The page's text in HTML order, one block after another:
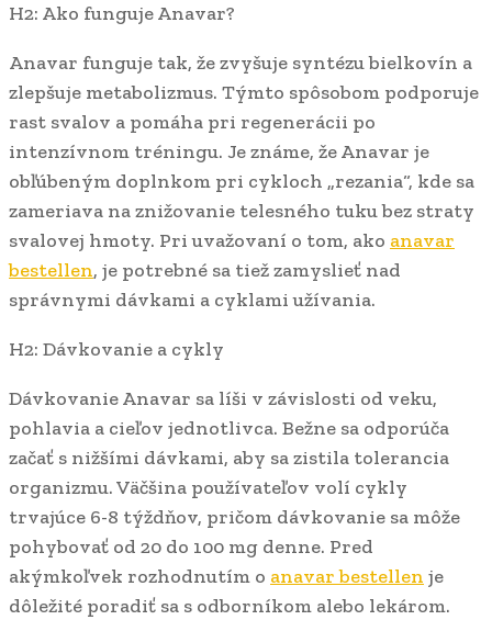
H2: Ako funguje Anavar?
Anavar funguje tak, že zvyšuje syntézu bielkovín a
zlepšuje metabolizmus. Týmto spôsobom podporuje
rast svalov a pomáha pri regenerácii po
intenzívnom tréningu. Je známe, že Anavar je
obľúbeným doplnkom pri cykloch „rezania“, kde sa
zameriava na znižovanie telesného tuku bez straty
svalovej hmoty. Pri uvažovaní o tom, ako anavar
bestellen, je potrebné sa tiež zamyslieť nad
správnymi dávkami a cyklami užívania.
H2: Dávkovanie a cykly
Dávkovanie Anavar sa líši v závislosti od veku,
pohlavia a cieľov jednotlivca. Bežne sa odporúča
začať s nižšími dávkami, aby sa zistila tolerancia
organizmu. Väčšina používateľov volí cykly
trvajúce 6-8 týždňov, pričom dávkovanie sa môže
pohybovať od 20 do 100 mg denne. Pred
akýmkoľvek rozhodnutím o anavar bestellen je
dôležité poradiť sa s odborníkom alebo lekárom.